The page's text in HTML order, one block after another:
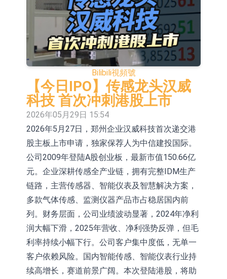
10年期港元特區政府機構債券將於
2026年8月12日透過重開進行投標
5年期港元特區政府機構債券將於
2026年8月12日透過重開進行投標
1年期港元隔夜平均指數掛鉤債券將
於2026年8月12日進行投標
香港證監會就中國糖果前高管的失當
行為取得13年取消資格令
【異動股】港股跌幅榜前十，融信中
國(03301.HK)跌38.98%，德信服務集
團(02215.HK)跌35.71%
【異動股】港股漲幅榜前十，生物係
統工程股權(02902.HK)漲+218.75%，
敏捷控股(00186.HK)漲+82.50%
地緯智能：暫未開展對外的語料商業
化服務
嘉立創：公司主要提供EDA/CAM、
PCB、電子元器件等電子及機械產業
鏈一站式研發智造服務
工信部：鼓勵民爆企業依法依規實施
重組整合
神火股份：新疆神火鋁水轉化率已
100%
【異動股】焦炭Ⅲ板塊下挫，陝西黑
貓(601015.CN)跌8.38%
Bilibili視頻號
【今日IPO】传感龙头汉威
科技 首次冲刺港股上市
2026年05月29日 15:54
2026年5月27日，郑州企业汉威科技首次递交港
股主板上市申请，独家保荐人为中信建投国际。
公司2009年登陆A股创业板，最新市值150.66亿
元。企业深耕传感全产业链，拥有完整IDM生产
链路，主营传感器、智能仪表及智慧解决方案，
多款气体传感、监测仪器产品市占稳居国内前
列。财务层面，公司业绩波动显著，2024年净利
润大幅下滑，2025年营收、净利强势反弹，但毛
利率持续小幅下行。公司客户集中度低，无单一
客户依赖风险。国内智能传感、智能仪表行业持
续高增长，赛道前景广阔。本次登陆港股，将助